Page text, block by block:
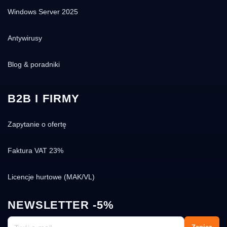
10 000 zł).
nabywcy, NIP) wystawiamy do 3 dni roboczych
Jak zainstalować Windows 11 bez TPM
100+ skrótów klawiszowych Windows 11
Sprawdź też: Microsoft Windows 11
Sprawdź też: Microsoft Windows 11
Windows Server 2025
Antywirusy
Blog & poradniki
B2B I FIRMY
Zapytanie o ofertę
Faktura VAT 23%
Licencje hurtowe (MAK/VL)
NEWSLETTER -5%